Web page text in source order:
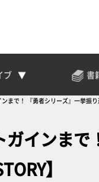
ブ 書
まで！ 『勇者シリーズ』一挙振り
インまで
】